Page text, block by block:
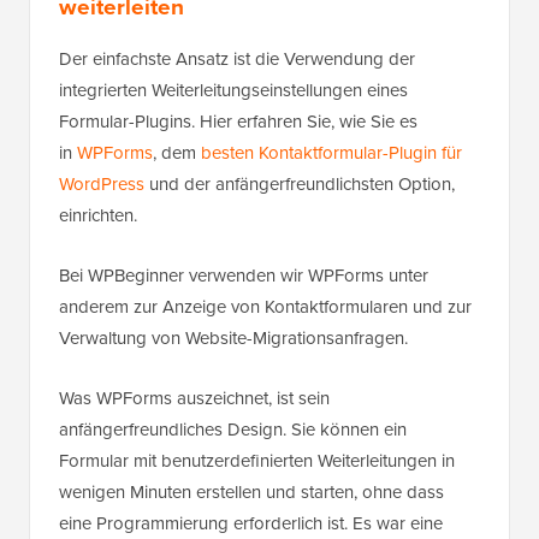
Der einfachste Ansatz ist die Verwendung der
integrierten Weiterleitungseinstellungen eines
Formular-Plugins. Hier erfahren Sie, wie Sie es
in WPForms, dem besten Kontaktformular-Plugin für
WordPress und der anfängerfreundlichsten Option,
einrichten.
Bei WPBeginner verwenden wir WPForms unter
anderem zur Anzeige von Kontaktformularen und zur
Verwaltung von Website-Migrationsanfragen.
Was WPForms auszeichnet, ist sein
anfängerfreundliches Design. Sie können ein
Formular mit benutzerdefinierten Weiterleitungen in
wenigen Minuten erstellen und starten, ohne dass
eine Programmierung erforderlich ist. Es war eine